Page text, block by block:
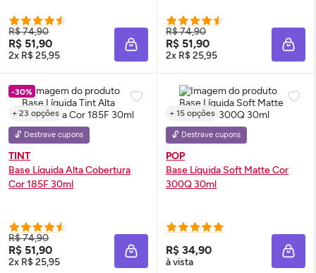
R$ 74,90
R$ 51,90
2x R$ 25,95 ADICIONAR À SACOLA
R$ 74,90
R$ 51,90
2x R$ 25,95
-30%
+ 23 opções
🔓 Destrave cupons
TINT
Base Líquida Alta Cobertura
Cor 185F 30ml
R$ 74,90
R$ 51,90
2x R$ 25,95 ADICIONAR À SACOLA
+ 15 opções
🔓 Destrave cupons
POP
Base Líquida Soft Matte Cor
300Q 30ml
R$ 34,90
à vista